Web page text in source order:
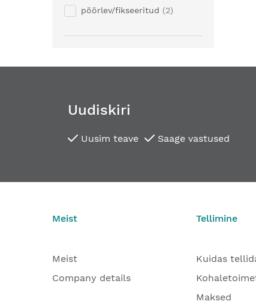
pöörlev/fikseeritud
2
Uudiskiri
Uusim teave Saage vastused
Meist
Meist
Company details
Tellimine
Kuidas
Maksed